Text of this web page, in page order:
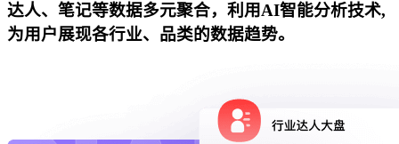
达人、笔记等数据多元聚合，利用AI智能分析技术,
为用户展现各行业、品类的数据趋势。